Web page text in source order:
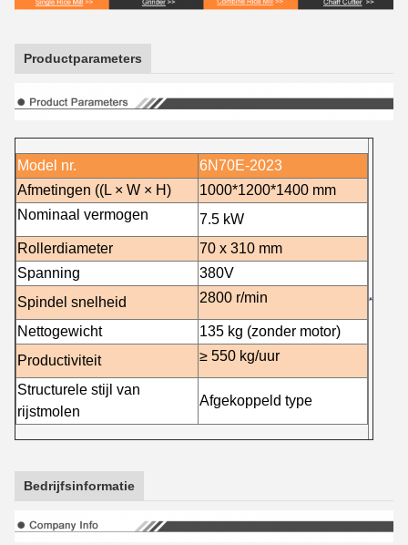
Productparameters
Model nr.
6N70E-2023
Afmetingen ((L × W × H)
1000*1200*1400 mm
Nominaal vermogen
7.5 kW
Rollerdiameter
70 x 310 mm
Spanning
380V
Spindel snelheid
2800 r/min
Nettogewicht
135 kg (zonder motor)
Productiviteit
≥ 550 kg/uur
Structurele stijl van
rijstmolen
Afgekoppeld type
Bedrijfsinformatie